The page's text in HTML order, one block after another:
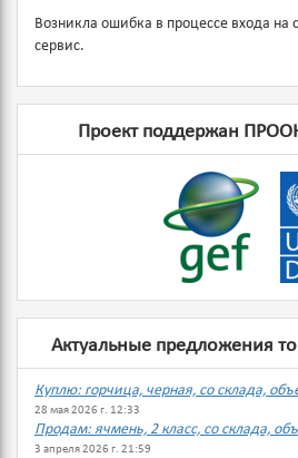
Возникла ошибка в процессе входа на
сервис.
Проект поддержан
Актуальные предложения
Куплю: горчица, черная, со склада,
28 мая 2026 г. 12:33
Продам: ячмень, 2 класс, со склада,
3 апреля 2026 г. 21:59